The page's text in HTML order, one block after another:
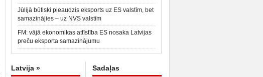
Jūlijā būtiski pieaudzis eksports uz ES valstīm, bet
samazinājies – uz NVS valstīm
FM: vājā ekonomikas attīstība ES nosaka Latvijas
preču eksporta samazinājumu
Latvija » Sadaļas